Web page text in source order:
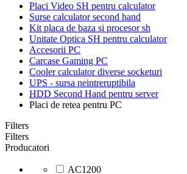
Placi Video SH pentru calculator
Surse calculator second hand
Kit placa de baza si procesor sh
Unitate Optica SH pentru calculator
Accesorii PC
Carcase Gaming PC
Cooler calculator diverse socketuri
UPS - sursa neintreruptibila
HDD Second Hand pentru server
Placi de retea pentru PC
Filters
Filters
Producatori
AC1200